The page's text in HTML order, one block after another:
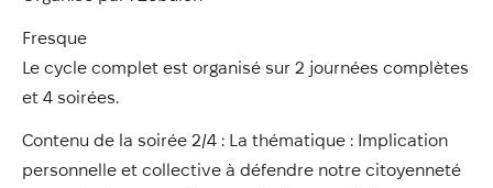
Fresque
Le cycle complet est organisé sur 2 journées complètes
et 4 soirées.
Contenu de la soirée 2/4 : La thématique : Implication
personnelle et collective à défendre notre citoyenneté